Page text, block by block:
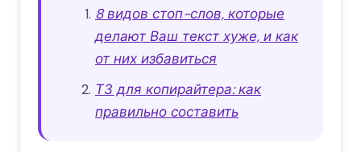
8 видов стоп-слов, которые
делают Ваш текст хуже, и как
от них избавиться
ТЗ для копирайтера: как
правильно составить